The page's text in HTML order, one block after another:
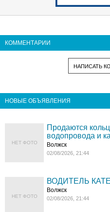
КОММЕНТАРИИ
НАПИСАТЬ
НОВЫЕ ОБЪЯВЛЕНИЯ
НЕТ ФОТО
Продаются
водопровода и
Волжск
02/08/2026, 21:44
НЕТ ФОТО
ВОДИТЕЛЬ
Волжск
02/08/2026, 21:44